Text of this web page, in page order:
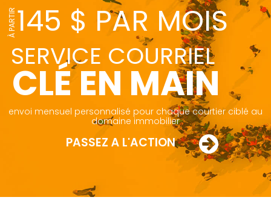
CLÉ EN MAIN
145 $ PAR MOIS
À PARTIR
SERVICE COURRIEL
envoi mensuel personnalisé pour chaque courtier ciblé au
domaine immobilier
PASSEZ À L'ACTION